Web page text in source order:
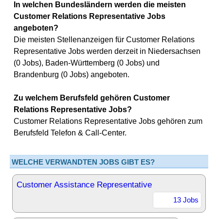
In welchen Bundesländern werden die meisten
Customer Relations Representative Jobs
angeboten?
Die meisten Stellenanzeigen für Customer Relations
Representative Jobs werden derzeit in Niedersachsen
(0 Jobs), Baden-Württemberg (0 Jobs) und
Brandenburg (0 Jobs) angeboten.
Zu welchem Berufsfeld gehören Customer
Relations Representative Jobs?
Customer Relations Representative Jobs gehören zum
Berufsfeld Telefon & Call-Center.
WELCHE VERWANDTEN JOBS GIBT ES?
Customer Assistance Representative
13 Jobs